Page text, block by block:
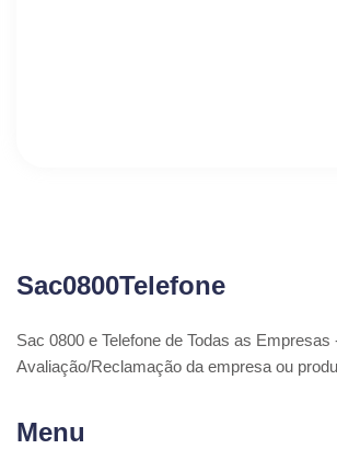
Sac0800Telefone
Sac 0800 e Telefone de Todas as Empresas
Avaliação/Reclamação da empresa ou
Menu